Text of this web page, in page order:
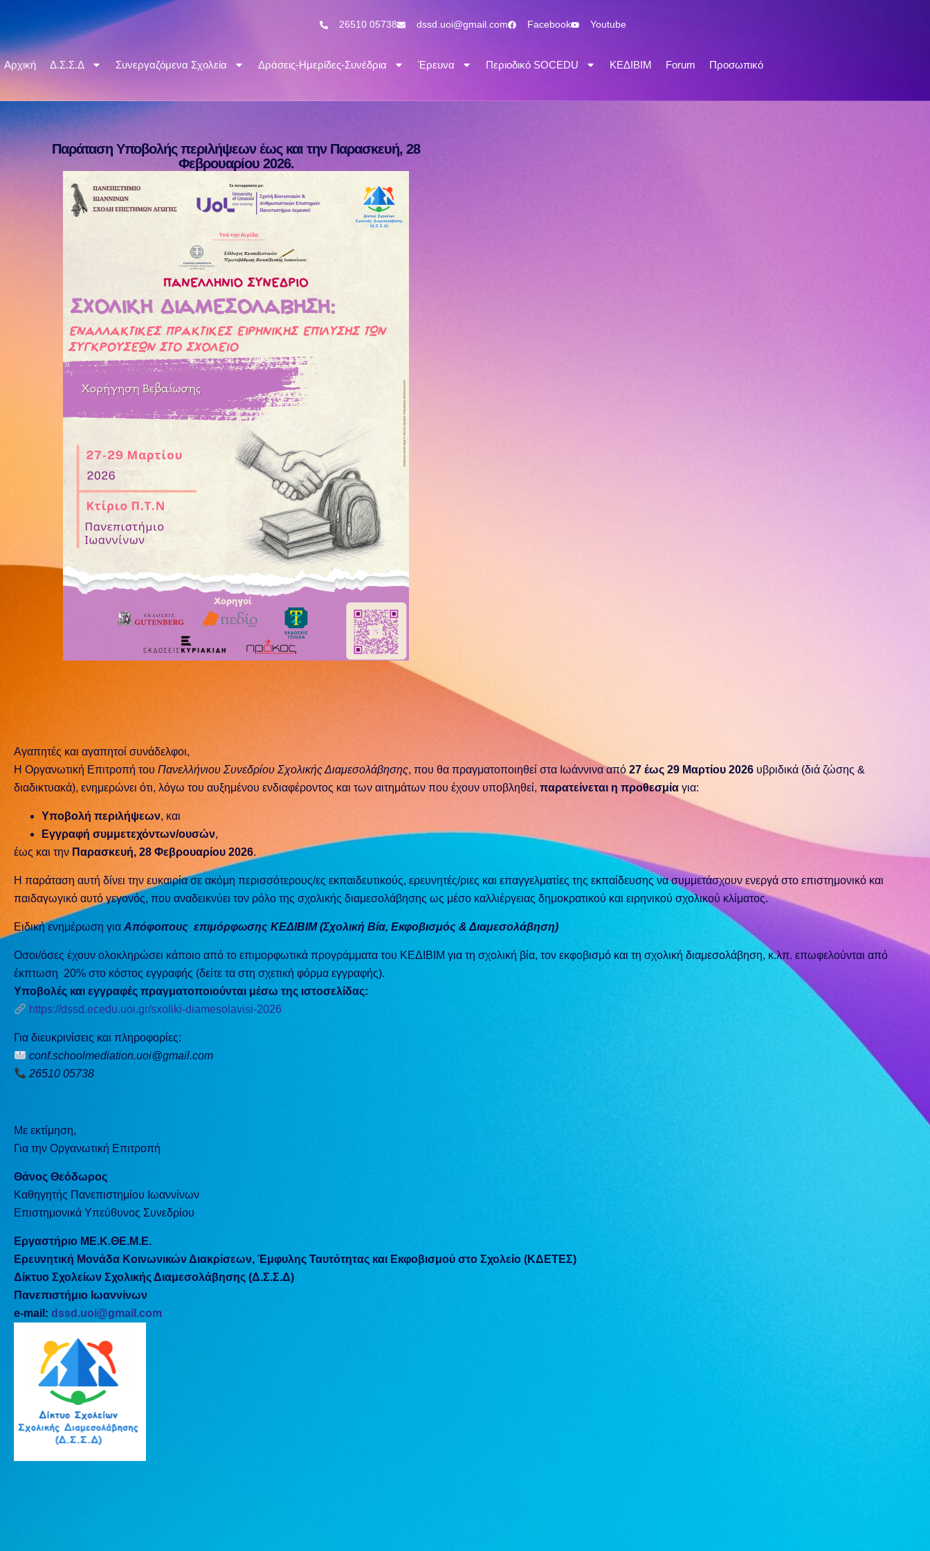
26510 05738 dssd.uoi@gmail.com Facebook Youtube
Αρχική Δ.Σ.Σ.Δ Συνεργαζόμενα Σχολεία Δράσεις-Ημερίδες-Συνέδρια Έρευνα Περιοδικό SOCEDU ΚΕΔΙΒΙΜ Forum Προσωπικό
Παράταση Υποβολής περιλήψεων έως και την Παρασκευή, 28
Φεβρουαρίου 2026.
Αγαπητές και αγαπητοί συνάδελφοι,
Η Οργανωτική Επιτροπή του Πανελλήνιου Συνεδρίου Σχολικής Διαμεσολάβησης, που θα πραγματοποιηθεί στα Ιωάννινα από 27 έως 29 Μαρτίου 2026 υβριδικά (διά ζώσης &
διαδικτυακά), ενημερώνει ότι, λόγω του αυξημένου ενδιαφέροντος και των αιτημάτων που έχουν υποβληθεί, παρατείνεται η προθεσμία για:
Υποβολή περιλήψεων, και
Εγγραφή συμμετεχόντων/ουσών,
έως και την Παρασκευή, 28 Φεβρουαρίου 2026.
Η παράταση αυτή δίνει την ευκαιρία σε ακόμη περισσότερους/ες εκπαιδευτικούς, ερευνητές/ριες και επαγγελματίες της εκπαίδευσης να συμμετάσχουν ενεργά στο επιστημονικό και
παιδαγωγικό αυτό γεγονός, που αναδεικνύει τον ρόλο της σχολικής διαμεσολάβησης ως μέσο καλλιέργειας δημοκρατικού και ειρηνικού σχολικού κλίματος.
Ειδική ενημέρωση για Απόφοιτους επιμόρφωσης ΚΕΔΙΒΙΜ (Σχολική Βία, Εκφοβισμός & Διαμεσολάβηση)
Οσοι/όσες έχουν ολοκληρώσει κάποιο από το επιμορφωτικά προγράμματα του ΚΕΔΙΒΙΜ για τη σχολική βία, τον εκφοβισμό και τη σχολική διαμεσολάβηση, κ.λπ. επωφελούνται από
έκπτωση 20% στο κόστος εγγραφής (δείτε τα στη σχετική φόρμα εγγραφής).
Υποβολές και εγγραφές πραγματοποιούνται μέσω της ιστοσελίδας:
https://dssd.ecedu.uoi.gr/sxoliki-diamesolavisi-2026
Για διευκρινίσεις και πληροφορίες:
conf.schoolmediation.uoi@gmail.com
26510 05738
Με εκτίμηση,
Για την Οργανωτική Επιτροπή
Θάνος Θεόδωρος
Καθηγητής Πανεπιστημίου Ιωαννίνων
Επιστημονικά Υπεύθυνος Συνεδρίου
Εργαστήριο ΜΕ.Κ.ΘΕ.Μ.Ε.
Ερευνητική Μονάδα Κοινωνικών Διακρίσεων, Έμφυλης Ταυτότητας και Εκφοβισμού στο Σχολείο (ΚΔΕΤΕΣ)
Δίκτυο Σχολείων Σχολικής Διαμεσολάβησης (Δ.Σ.Σ.Δ)
Πανεπιστήμιο Ιωαννίνων
e-mail: dssd.uoi@gmail.com